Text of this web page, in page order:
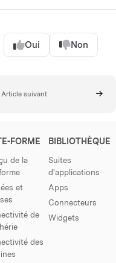
Oui Non
Article suivant
FORME
de la
et
de
des
BIBLIOTHÈQUE
Suites
d'applications
Apps
Connecteurs
Widgets